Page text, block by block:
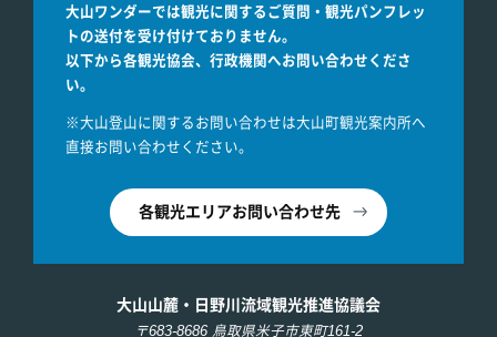
大山ワンダーでは観光に関するご質問・観光パンフレッ
トの送付を受け付けておりません。
以下から各観光協会、行政機関へお問い合わせくださ
い。
※大山登山に関するお問い合わせは大山町観光案内所へ
直接お問い合わせください。
各観光エリアお問い合わせ先
大山山麓・日野川流域観光推進協議会
〒683-8686 鳥取県米子市東町161-2